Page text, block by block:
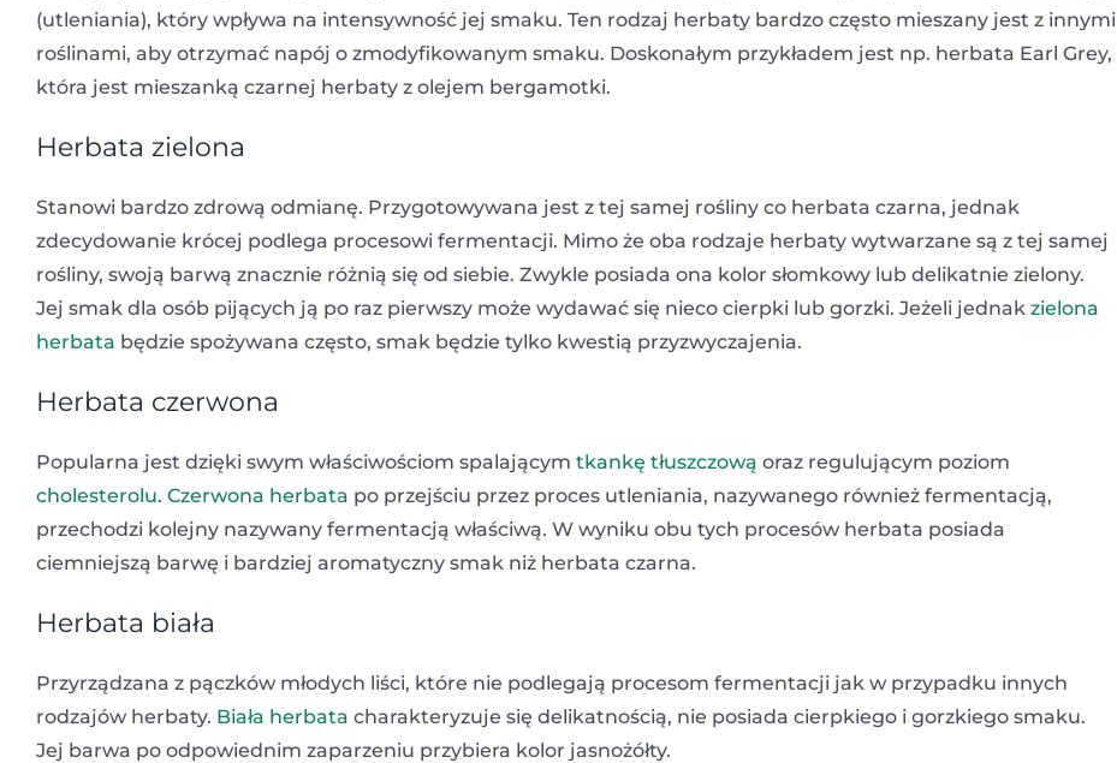
(utleniania), który wpływa na intensywność jej smaku. Ten rodzaj herbaty bardzo często mieszany jest z innymi
roślinami, aby otrzymać napój o zmodyfikowanym smaku. Doskonałym przykładem jest np. herbata Earl Grey,
która jest mieszanką czarnej herbaty z olejem bergamotki.
Herbata zielona
Stanowi bardzo zdrową odmianę. Przygotowywana jest z tej samej rośliny co herbata czarna, jednak
zdecydowanie krócej podlega procesowi fermentacji. Mimo że oba rodzaje herbaty wytwarzane są z tej samej
rośliny, swoją barwą znacznie różnią się od siebie. Zwykle posiada ona kolor słomkowy lub delikatnie zielony.
Jej smak dla osób pijących ją po raz pierwszy może wydawać się nieco cierpki lub gorzki. Jeżeli jednak zielona
herbata będzie spożywana często, smak będzie tylko kwestią przyzwyczajenia.
Herbata czerwona
Popularna jest dzięki swym właściwościom spalającym tkankę tłuszczową oraz regulującym poziom
cholesterolu. Czerwona herbata po przejściu przez proces utleniania, nazywanego również fermentacją,
przechodzi kolejny nazywany fermentacją właściwą. W wyniku obu tych procesów herbata posiada
ciemniejszą barwę i bardziej aromatyczny smak niż herbata czarna.
Herbata biała
Przyrządzana z pączków młodych liści, które nie podlegają procesom fermentacji jak w przypadku innych
rodzajów herbaty. Biała herbata charakteryzuje się delikatnością, nie posiada cierpkiego i gorzkiego smaku.
Jej barwa po odpowiednim zaparzeniu przybiera kolor jasnożółty.